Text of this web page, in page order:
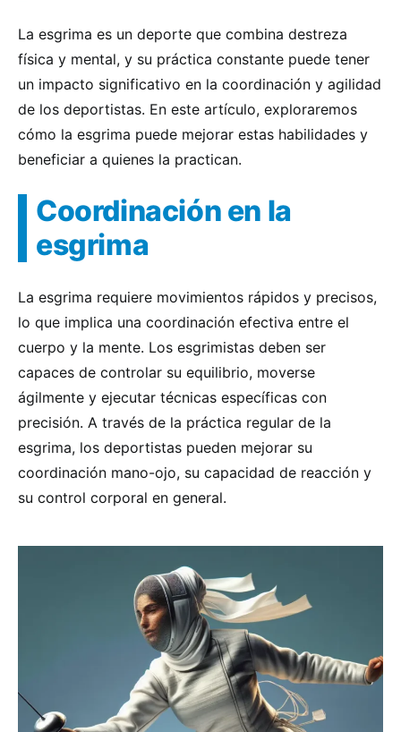
La esgrima es un deporte que combina destreza
física y mental, y su práctica constante puede tener
un impacto significativo en la coordinación y agilidad
de los deportistas. En este artículo, exploraremos
cómo la esgrima puede mejorar estas habilidades y
beneficiar a quienes la practican.
Coordinación en la
esgrima
La esgrima requiere movimientos rápidos y precisos,
lo que implica una coordinación efectiva entre el
cuerpo y la mente. Los esgrimistas deben ser
capaces de controlar su equilibrio, moverse
ágilmente y ejecutar técnicas específicas con
precisión. A través de la práctica regular de la
esgrima, los deportistas pueden mejorar su
coordinación mano-ojo, su capacidad de reacción y
su control corporal en general.